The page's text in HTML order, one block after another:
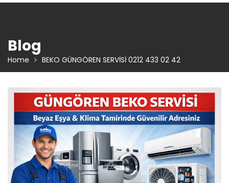
Blog
Home BEKO GÜNGÖREN SERVİSİ 0212 433 02 42